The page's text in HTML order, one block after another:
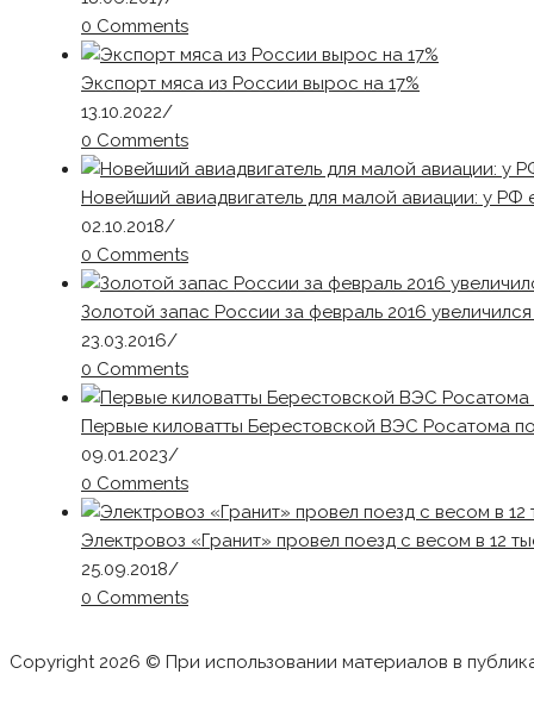
0 Comments
Экспорт мяса из России вырос на 17%
13.10.2022/
0 Comments
Новейший авиадвигатель для малой авиации: у РФ
02.10.2018/
0 Comments
Золотой запас России за февраль 2016
23.03.2016/
0 Comments
Первые киловатты Берестовской ВЭС Росатома
09.01.2023/
0 Comments
Электровоз «Гранит» провел поезд с весом в 12
25.09.2018/
0 Comments
Copyright 2026 © При использовании материалов в